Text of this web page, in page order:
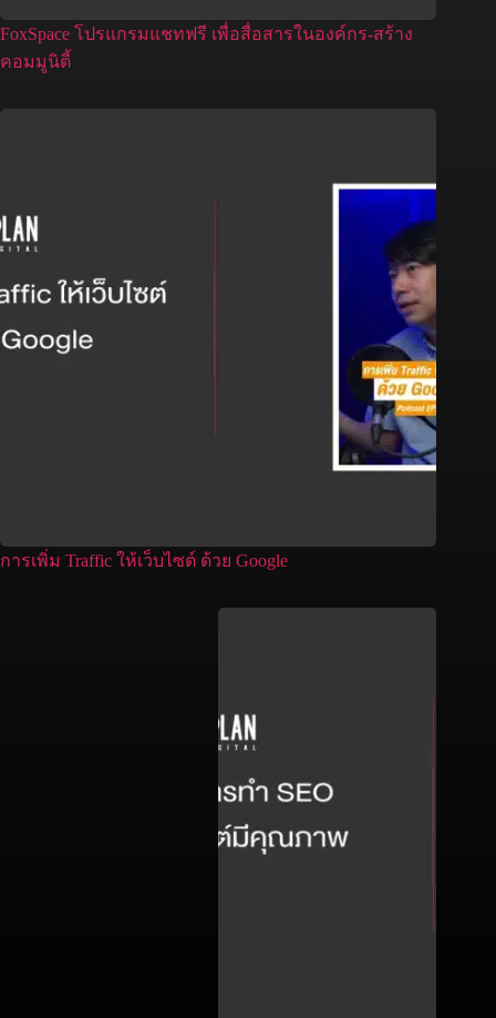
FoxSpace โปรแกรมแชทฟรี เพื่อสื่อสารในองค์กร-สร้าง
คอมมูนิตี้
การเพิ่ม Traffic ให้เว็บไซต์ ด้วย Google